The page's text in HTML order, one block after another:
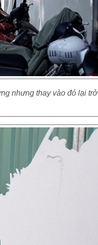
nhưng thay vào đó lại trở